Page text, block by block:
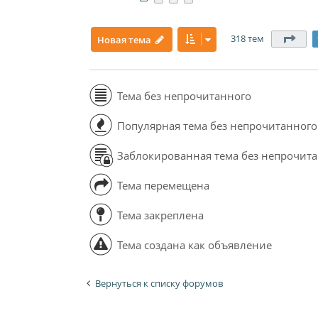
Новая тема 318 тем
Тема без непрочитанного
Популярная тема без непрочитанного
Заблокированная тема без
Тема перемещена
Тема закреплена
Тема создана как объявление
Вернуться к списку форумов